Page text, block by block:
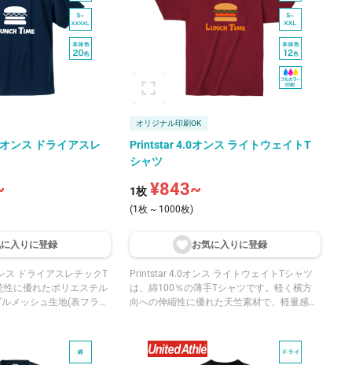
クなどの個性的なカラ
展開です。
ラーから、シティグリーン・インディゴ・ア
クアブルーなどの個性的なカラーまで、豊富
ンス ドライアスレ
入りに登録
ス ドライアスレチックT
性に優れたポリエステル
メッシュ生地(表フラッ
構造でさらっとした肌
のUVカット機能を
オリジナル印刷OK
Printstar 4.0オンス ライトウェイトT
シャツ
1枚 ¥843~
(1枚 ~ 1000枚)
お気に入りに登録
Printstar 4.0オンス ライトウェイトTシャツ
は、綿100％の薄手Tシャツです。軽く横方
向への伸縮性に優れた天竺素材で、軽量感の